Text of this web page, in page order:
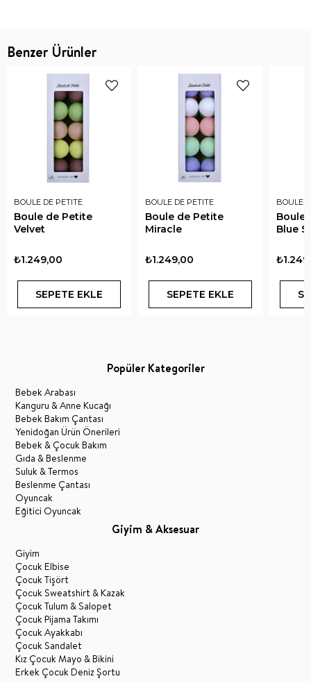
Benzer Ürünler
BOULE DE PETITE
Boule de Petite
Velvet
₺1.249,00
SEPETE EKLE
BOULE DE PETITE
Boule de Petite
Miracle
₺1.249,00
SEPETE EKLE
BOULE
Boule
Blue
Popüler Kategoriler
Bebek Arabası
Kanguru & Anne Kucağı
Bebek Bakım Çantası
Yenidoğan Ürün Önerileri
Bebek & Çocuk Bakım
Gıda & Beslenme
Suluk & Termos
Beslenme Çantası
Oyuncak
Eğitici Oyuncak
Giyim & Aksesuar
Giyim
Çocuk Elbise
Çocuk Tişört
Çocuk Sweatshirt & Kazak
Çocuk Tulum & Salopet
Çocuk Pijama Takımı
Çocuk Ayakkabı
Çocuk Sandalet
Kız Çocuk Mayo & Bikini
Erkek Çocuk Deniz Şortu